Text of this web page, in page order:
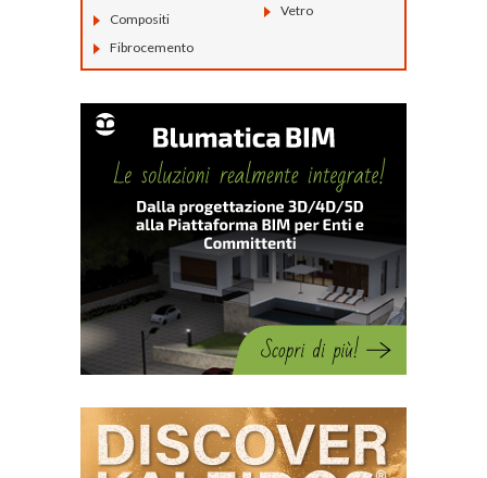
Compositi
Fibrocemento
Vetro